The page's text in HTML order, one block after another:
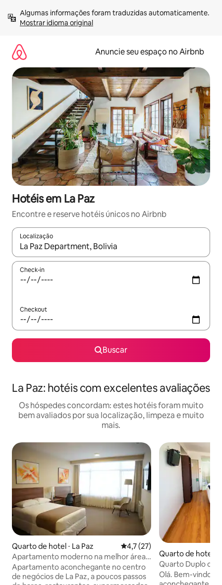
para
Mostrar idioma original
Anuncie seu espaço no Airbnb
Hotéis em La Paz
Encontre e reserve hotéis únicos no Airbnb
Localização
Quando os resultados estiverem disponíveis, explore-os
Check-in
Checkout
Buscar
La Paz: hotéis com excelentes avaliações
Os hóspedes concordam: estes hotéis foram muito
bem avaliados por sua localização, limpeza e muito
mais.
Quarto de hotel ⋅ La Paz 4,7 de uma avaliação média
4,7 (27)
Apartamento moderno na melhor área
de La Paz
Apartamento aconchegante no centro
de negócios de La Paz, a poucos passos
Quarto de hotel ⋅
Quarto Duplo ou
Privativo
Olá. Bem-vindo!